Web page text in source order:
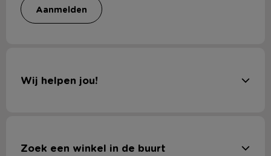
aanmelden
Wij helpen jou!
Zoek een winkel in de buurt